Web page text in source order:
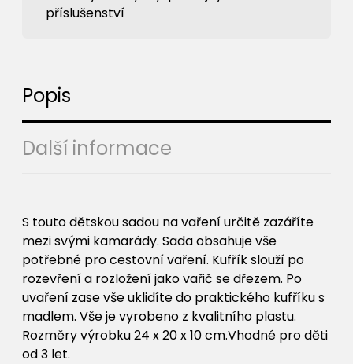
příslušenství
Popis
Další informace
S touto dětskou sadou na vaření určitě zazáříte
mezi svými kamarády. Sada obsahuje vše
potřebné pro cestovní vaření. Kufřík slouží po
rozevření a rozložení jako vařič se dřezem. Po
uvaření zase vše uklidíte do praktického kufříku s
madlem. Vše je vyrobeno z kvalitního plastu.
Rozměry výrobku 24 x 20 x 10 cm.Vhodné pro děti
od 3 let.